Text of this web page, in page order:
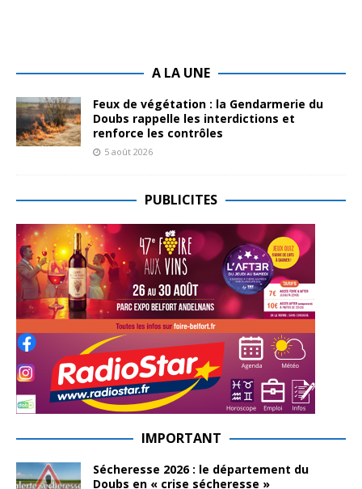
A LA UNE
Feux de végétation : la Gendarmerie du
Doubs rappelle les interdictions et
renforce les contrôles
5 août 2026
PUBLICITES
IMPORTANT
Sécheresse 2026 : le département du
Doubs en « crise sécheresse »